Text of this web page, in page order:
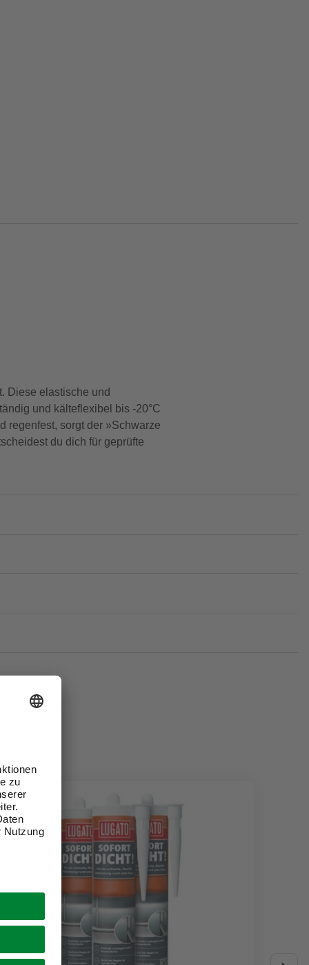
Diese elastische und
und kälteflexibel bis -20°C
regenfest, sorgt der »Schwarze
du dich für geprüfte